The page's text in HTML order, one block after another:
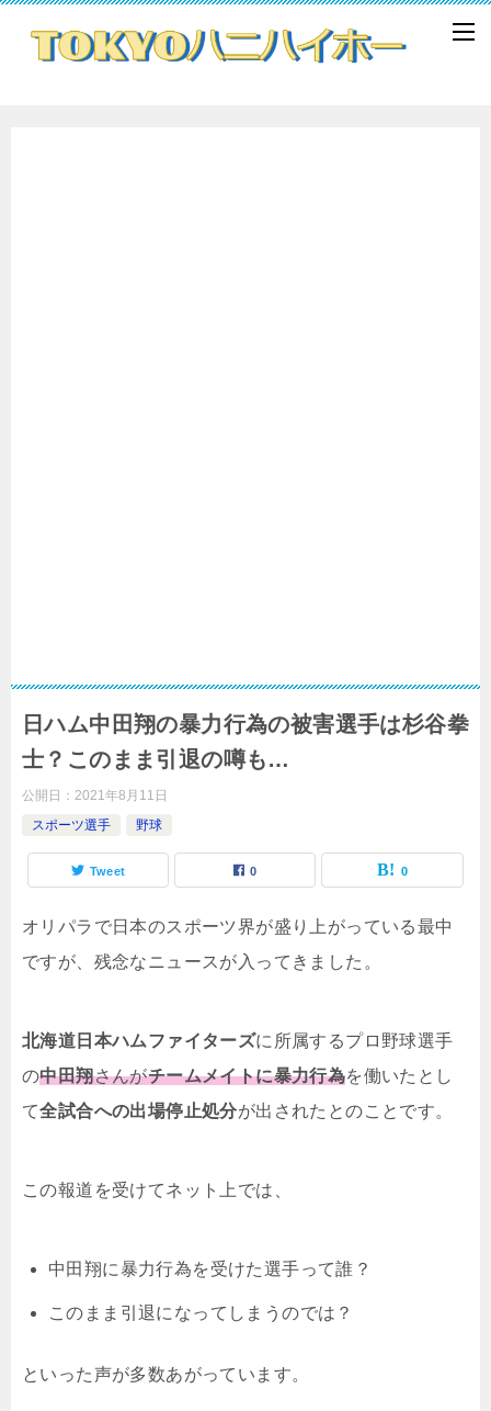
日ハム中田翔の暴力行為の被害選手は杉谷拳
士？このまま引退の噂も…
公開日： 2021年8月11日
スポーツ選手
野球
Tweet 0 0
オリパラで日本のスポーツ界が盛り上がっている最中
ですが、残念なニュースが入ってきました。
北海道日本ハムファイターズに所属するプロ野球選手
の中田翔さんがチームメイトに暴力行為を働いたとし
て全試合への出場停止処分が出されたとのことです。
この報道を受けてネット上では、
中田翔に暴力行為を受けた選手って誰？
このまま引退になってしまうのでは？
といった声が多数あがっています。